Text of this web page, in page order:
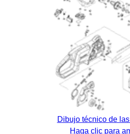
Dibujo técnico de
Haga clic para